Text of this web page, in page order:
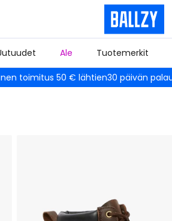
Ale Tuotemerkit
toimitus 50 € lähtien30 päivän